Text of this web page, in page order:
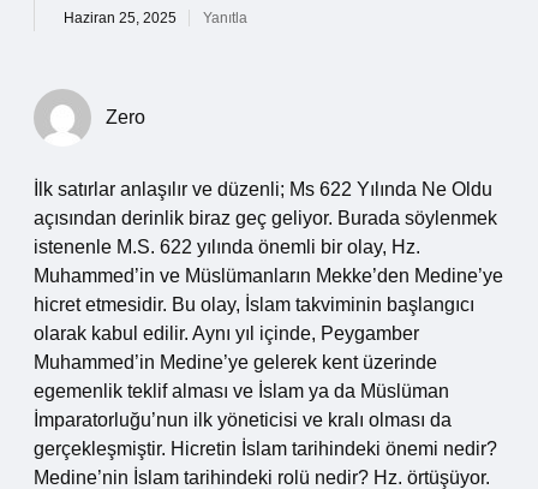
Haziran 25, 2025 Yanıtla
Zero
İlk satırlar anlaşılır ve düzenli; Ms 622 Yılında Ne Oldu
açısından derinlik biraz geç geliyor. Burada söylenmek
istenenle M.S. 622 yılında önemli bir olay, Hz.
Muhammed’in ve Müslümanların Mekke’den Medine’ye
hicret etmesidir. Bu olay, İslam takviminin başlangıcı
olarak kabul edilir. Aynı yıl içinde, Peygamber
Muhammed’in Medine’ye gelerek kent üzerinde
egemenlik teklif alması ve İslam ya da Müslüman
İmparatorluğu’nun ilk yöneticisi ve kralı olması da
gerçekleşmiştir. Hicretin İslam tarihindeki önemi nedir?
Medine’nin İslam tarihindeki rolü nedir? Hz. örtüşüyor.